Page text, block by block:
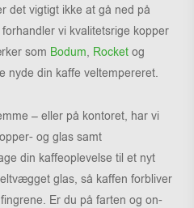
det vigtigt ikke at gå ned på
vi kvalitetsrige kopper
som Bodum, Rocket og
nyde din kaffe veltempereret.
– eller på kontoret, har vi
og glas samt
din kaffeoplevelse til et nyt
glas, så kaffen forbliver
Er du på farten og on-